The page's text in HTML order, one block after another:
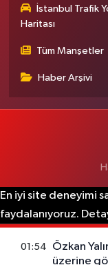
İstanbul Trafik
Haritası
Tüm Manşetler
Haber Arşivi
En iyi site deneyimi
faydalanıyoruz.
01:54
Özkan
üzerine